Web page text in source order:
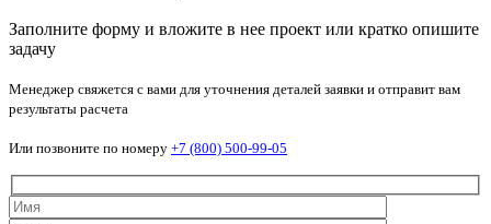
Заполните форму и вложите в нее проект или кратко опишите
задачу
Менеджер свяжется с вами для уточнения деталей заявки и отправит вам
результаты расчета
Или позвоните по номеру +7 (800) 500-99-05